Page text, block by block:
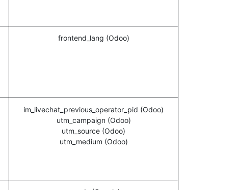
frontend_lang (Odoo)
im_livechat_previous_operator_pid (Odoo)
utm_campaign (Odoo)
utm_source (Odoo)
utm_medium (Odoo)